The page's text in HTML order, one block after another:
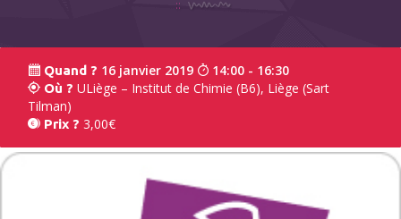
Quand ? 16 janvier 2019 14:00 - 16:30
Où ? ULiège – Institut de Chimie (B6), Liège (Sart
Tilman)
Prix ? 3,00€